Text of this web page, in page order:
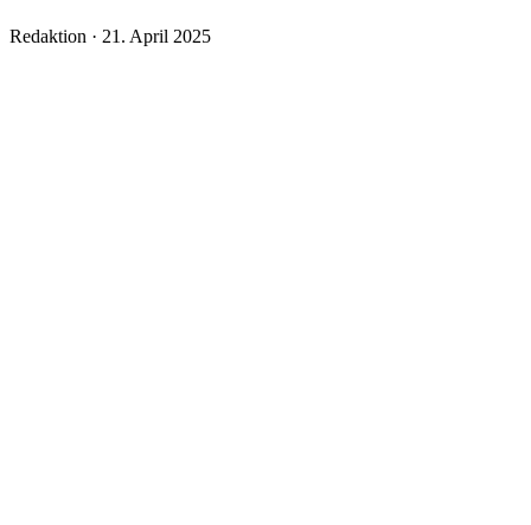
Redaktion · Veröffentlicht
21. April 2025